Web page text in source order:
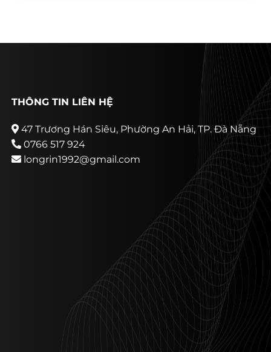
THÔNG TIN LIÊN HỆ
47 Trương Hán Siêu, Phường An Hải, TP. Đà Nẵng
0766 517 924
longrin1992@gmail.com